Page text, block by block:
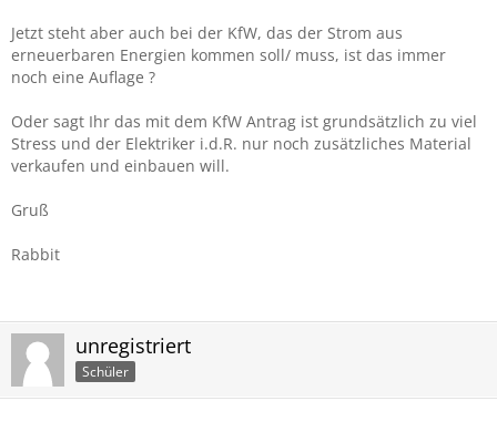
Jetzt steht aber auch bei der KfW, das der Strom aus
erneuerbaren Energien kommen soll/ muss, ist das immer
noch eine Auflage ?
Oder sagt Ihr das mit dem KfW Antrag ist grundsätzlich zu viel
Stress und der Elektriker i.d.R. nur noch zusätzliches Material
verkaufen und einbauen will.
Gruß
Rabbit
unregistriert
Schüler